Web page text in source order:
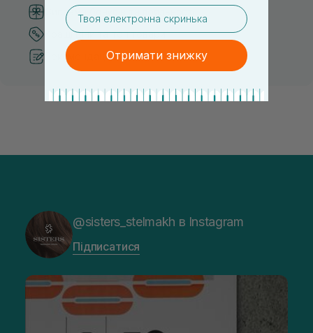
Система бонусів та лояльності
Кращі ціни та топ товари
Рекомендації від косметологів
@sisters_stelmakh в Instagram
Підписатися
email
Отримати знижку